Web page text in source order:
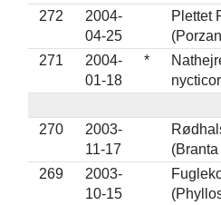
272
2004-
04-25
Plettet
271
2004-
01-18
*
270
2003-
11-17
269
2003-
10-15